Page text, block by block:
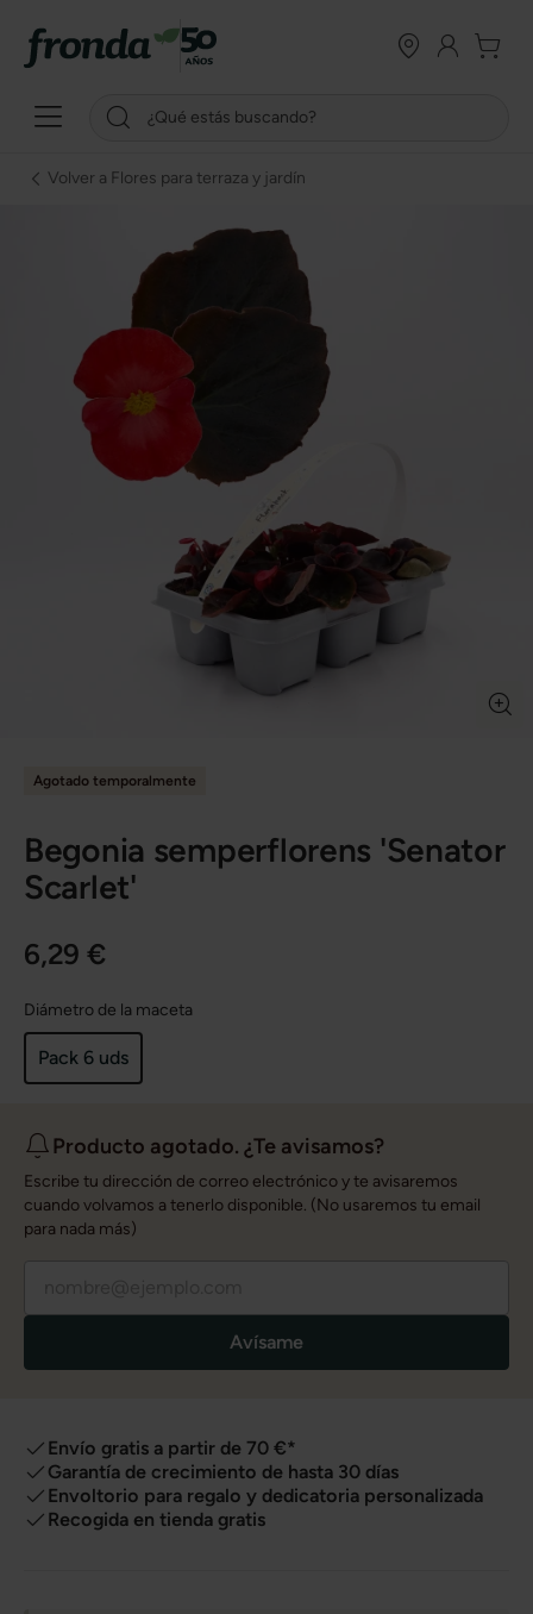
Volver a Flores para terraza y jardín
Agotado temporalmente
Begonia semperflorens 'Senator
Scarlet'
6,29 €
Diámetro de la maceta
Pack 6 uds
Producto agotado. ¿Te avisamos?
Escribe tu dirección de correo electrónico y te avisaremos
cuando volvamos a tenerlo disponible. (No usaremos tu email
para nada más)
Avísame
Envío gratis a partir de 70 €*
Garantía de crecimiento de hasta 30 días
Envoltorio para regalo y dedicatoria personalizada
Recogida en tienda gratis